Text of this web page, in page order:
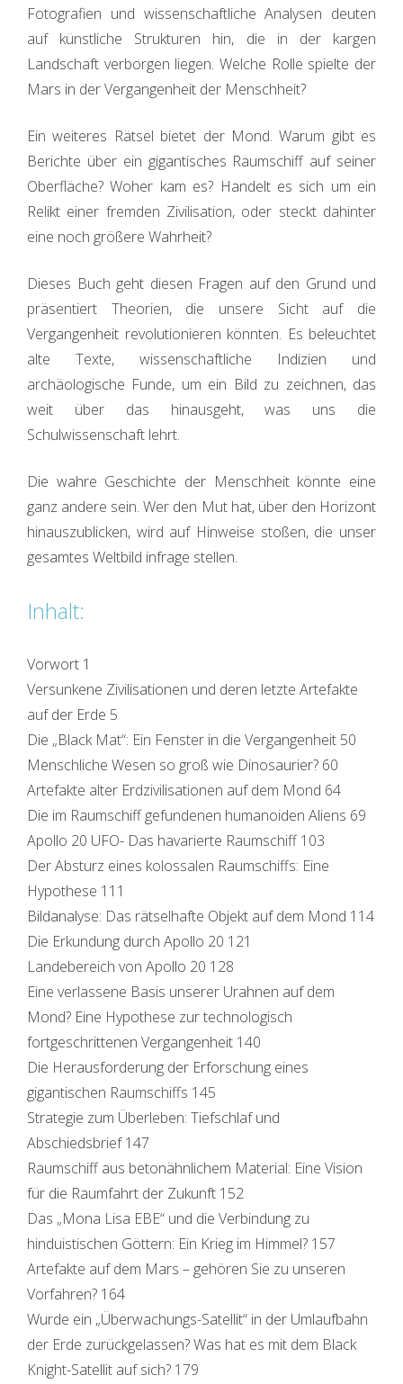
Fotografien und wissenschaftliche Analysen deuten
auf künstliche Strukturen hin, die in der kargen
Landschaft verborgen liegen. Welche Rolle spielte der
Mars in der Vergangenheit der Menschheit?
Ein weiteres Rätsel bietet der Mond. Warum gibt es
Berichte über ein gigantisches Raumschiff auf seiner
Oberfläche? Woher kam es? Handelt es sich um ein
Relikt einer fremden Zivilisation, oder steckt dahinter
eine noch größere Wahrheit?
Dieses Buch geht diesen Fragen auf den Grund und
präsentiert Theorien, die unsere Sicht auf die
Vergangenheit revolutionieren könnten. Es beleuchtet
alte Texte, wissenschaftliche Indizien und
archäologische Funde, um ein Bild zu zeichnen, das
weit über das hinausgeht, was uns die
Schulwissenschaft lehrt.
Die wahre Geschichte der Menschheit könnte eine
ganz andere sein. Wer den Mut hat, über den Horizont
hinauszublicken, wird auf Hinweise stoßen, die unser
gesamtes Weltbild infrage stellen.
Inhalt:
Vorwort 1
Versunkene Zivilisationen und deren letzte Artefakte
auf der Erde 5
Die „Black Mat“: Ein Fenster in die Vergangenheit 50
Menschliche Wesen so groß wie Dinosaurier? 60
Artefakte alter Erdzivilisationen auf dem Mond 64
Die im Raumschiff gefundenen humanoiden Aliens 69
Apollo 20 UFO- Das havarierte Raumschiff 103
Der Absturz eines kolossalen Raumschiffs: Eine
Hypothese 111
Bildanalyse: Das rätselhafte Objekt auf dem Mond 114
Die Erkundung durch Apollo 20 121
Landebereich von Apollo 20 128
Eine verlassene Basis unserer Urahnen auf dem
Mond? Eine Hypothese zur technologisch
fortgeschrittenen Vergangenheit 140
Die Herausforderung der Erforschung eines
gigantischen Raumschiffs 145
Strategie zum Überleben: Tiefschlaf und
Abschiedsbrief 147
Raumschiff aus betonähnlichem Material: Eine Vision
für die Raumfahrt der Zukunft 152
Das „Mona Lisa EBE“ und die Verbindung zu
hinduistischen Göttern: Ein Krieg im Himmel? 157
Artefakte auf dem Mars – gehören Sie zu unseren
Vorfahren? 164
Wurde ein „Überwachungs-Satellit“ in der Umlaufbahn
der Erde zurückgelassen? Was hat es mit dem Black
Knight-Satellit auf sich? 179